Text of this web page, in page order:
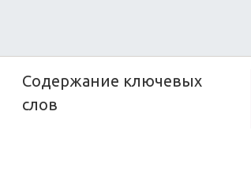
Содержание ключевых
слов